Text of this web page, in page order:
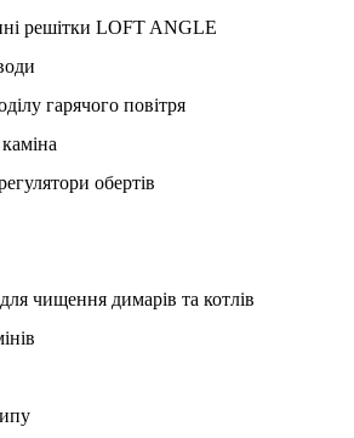
решітки LOFT ANGLE
гарячого повітря
обертів
чищення димарів та котлів